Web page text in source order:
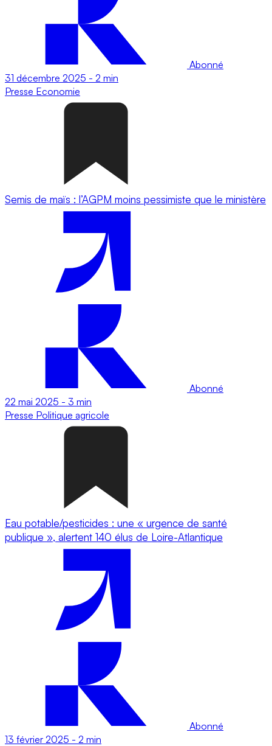
Abonné
31 décembre 2025 - 2 min
Presse Economie
Semis de maïs : l’AGPM moins pessimiste que le ministère
Abonné
22 mai 2025 - 3 min
Presse Politique agricole
Eau potable/pesticides : une « urgence de santé
publique », alertent 140 élus de Loire-Atlantique
Abonné
13 février 2025 - 2 min